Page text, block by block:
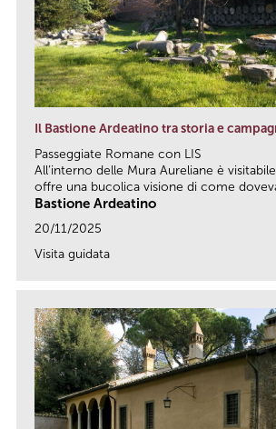
Il Bastione Ardeatino tra storia e
Passeggiate Romane con LIS
All’interno delle Mura Aureliane è
offre una bucolica visione di come
Bastione Ardeatino
20/11/2025
Visita guidata